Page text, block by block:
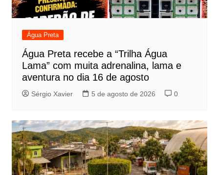
Água Preta
Água Preta recebe a “Trilha Água
Lama” com muita adrenalina, lama e
aventura no dia 16 de agosto
Sérgio Xavier 5 de agosto de 2026 0